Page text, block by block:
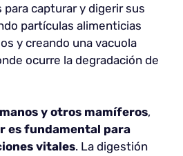
capturar y digerir sus
partículas alimenticias
y creando una vacuola
ocurre la degradación de
y otros mamíferos,
es fundamental para
vitales. La digestión